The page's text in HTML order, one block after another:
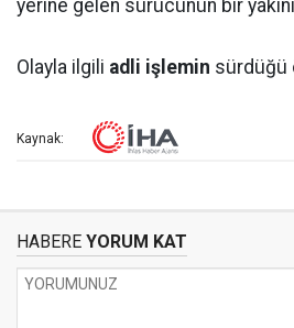
yerine gelen sürücünün bir
Olayla ilgili adli işlemin sürdüğü
Kaynak:
HABERE YORUM KAT